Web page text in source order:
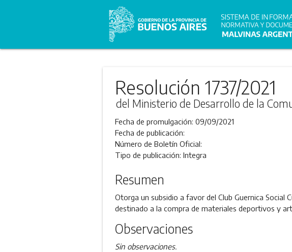
Resolución 1737/2021
del Ministerio de Desarrollo de la
Fecha de promulgación: 09/09/2021
Fecha de publicación:
Número de Boletín Oficial:
Tipo de publicación: Integra
Resumen
Otorga un subsidio a favor del Club Guernica Social
destinado a la compra de materiales deportivos y
Observaciones
Sin observaciones.